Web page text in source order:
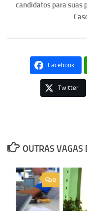
candidatos para suas
Facebook
Twitter
OUTRAS VAGAS
0